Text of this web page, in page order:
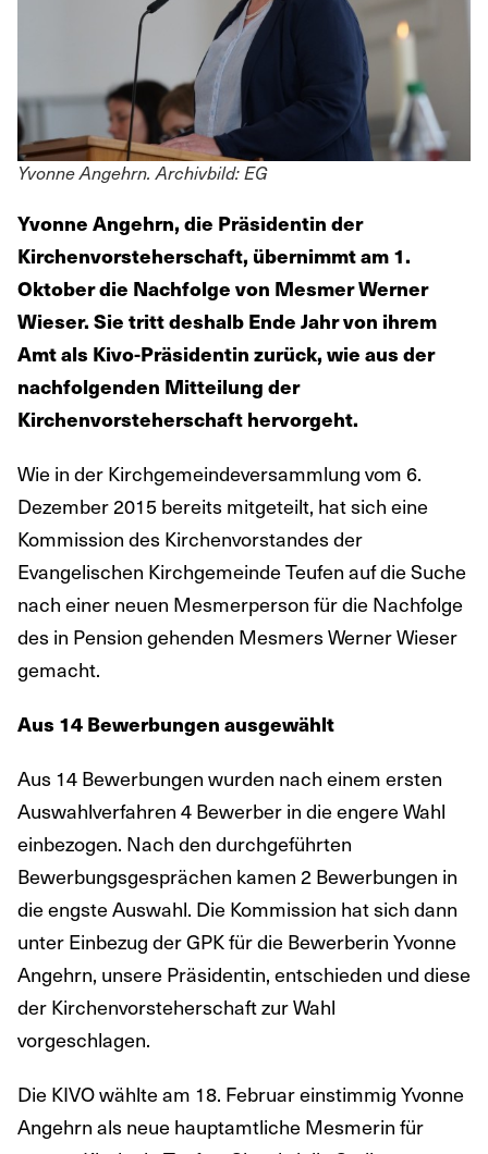
Yvonne Angehrn. Archivbild: EG
Yvonne Angehrn, die Präsidentin der
Kirchenvorsteherschaft, übernimmt am 1.
Oktober die Nachfolge von Mesmer Werner
Wieser. Sie tritt deshalb Ende Jahr von ihrem
Amt als Kivo-Präsidentin zurück, wie aus der
nachfolgenden Mitteilung der
Kirchenvorsteherschaft hervorgeht.
Wie in der Kirchgemeindeversammlung vom 6.
Dezember 2015 bereits mitgeteilt, hat sich eine
Kommission des Kirchenvorstandes der
Evangelischen Kirchgemeinde Teufen auf die Suche
nach einer neuen Mesmerperson für die Nachfolge
des in Pension gehenden Mesmers Werner Wieser
gemacht.
Aus 14 Bewerbungen ausgewählt
Aus 14 Bewerbungen wurden nach einem ersten
Auswahlverfahren 4 Bewerber in die engere Wahl
einbezogen. Nach den durchgeführten
Bewerbungsgesprächen kamen 2 Bewerbungen in
die engste Auswahl. Die Kommission hat sich dann
unter Einbezug der GPK für die Bewerberin Yvonne
Angehrn, unsere Präsidentin, entschieden und diese
der Kirchenvorsteherschaft zur Wahl
vorgeschlagen.
Die KIVO wählte am 18. Februar einstimmig Yvonne
Angehrn als neue hauptamtliche Mesmerin für